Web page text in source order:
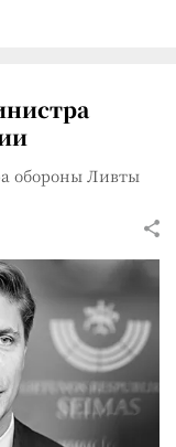
обороны Ливты